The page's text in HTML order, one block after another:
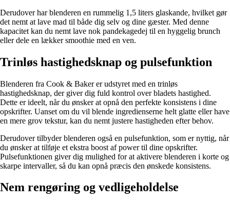
Derudover har blenderen en rummelig 1,5 liters glaskande, hvilket gør
det nemt at lave mad til både dig selv og dine gæster. Med denne
kapacitet kan du nemt lave nok pandekagedej til en hyggelig brunch
eller dele en lækker smoothie med en ven.
Trinløs hastighedsknap og pulsefunktion
Blenderen fra Cook & Baker er udstyret med en trinløs
hastighedsknap, der giver dig fuld kontrol over bladets hastighed.
Dette er ideelt, når du ønsker at opnå den perfekte konsistens i dine
opskrifter. Uanset om du vil blende ingredienserne helt glatte eller have
en mere grov tekstur, kan du nemt justere hastigheden efter behov.
Derudover tilbyder blenderen også en pulsefunktion, som er nyttig, når
du ønsker at tilføje et ekstra boost af power til dine opskrifter.
Pulsefunktionen giver dig mulighed for at aktivere blenderen i korte og
skarpe intervaller, så du kan opnå præcis den ønskede konsistens.
Nem rengøring og vedligeholdelse